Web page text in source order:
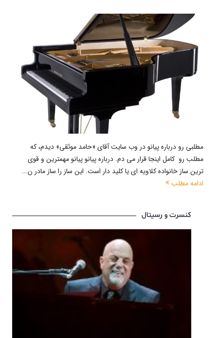
مطلبی رو درباره پیانو در وب سایت آقای «حامد موثقی» دیدم، که
مطلب رو کامل اینجا قرار می دم. درباره پیانو پیانو مهمترین و قوی
ترین ساز خانواده کلاویه ای یا کلید دار است. این ساز را ساز مادر ن...
ادامه مطلب
کنسرت و رسیتال